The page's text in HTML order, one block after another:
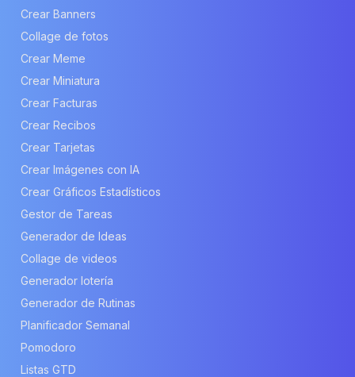
Crear Banners
Collage de fotos
Crear Meme
Crear Miniatura
Crear Facturas
Crear Recibos
Crear Tarjetas
Crear Imágenes con IA
Crear Gráficos Estadísticos
Gestor de Tareas
Generador de Ideas
Collage de videos
Generador lotería
Generador de Rutinas
Planificador Semanal
Pomodoro
Listas GTD